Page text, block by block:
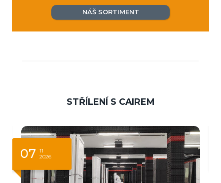
NÁŠ SORTIMENT
STŘÍLENÍ S CAIREM
07
11
2026